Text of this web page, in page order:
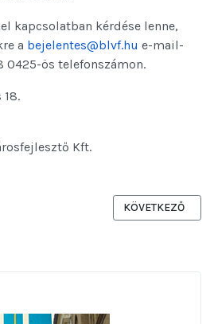
kapcsolatban kérdése lenne,
a bejelentes@blvf.hu e-mail-
0425-ös telefonszámon.
Kft.
AZ ARANY JÁNOS UTCA FELÚJÍTÁSI
KÖVETKEZŐ
KÖVETKEZŐ